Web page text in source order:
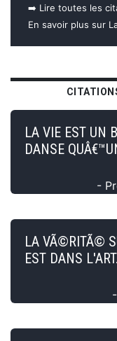
➡️ Lire toutes les
En savoir plus sur
LA VIE EST UN
DANSE
-
LA VÃ©RITÃ©
EST DANS L'ART.